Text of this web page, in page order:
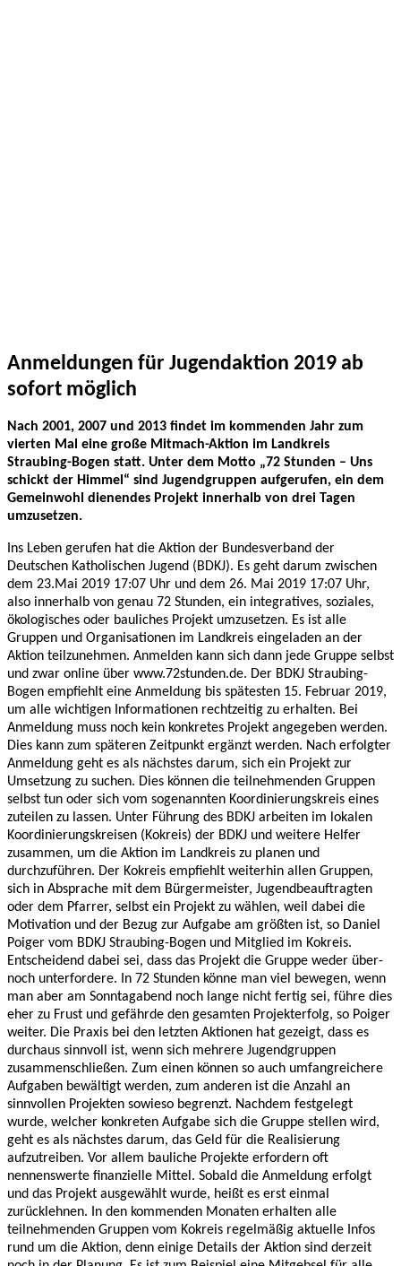
Anmeldungen für Jugendaktion 2019 ab
sofort möglich
Nach 2001, 2007 und 2013 findet im kommenden Jahr zum
vierten Mal eine große Mitmach-Aktion im Landkreis
Straubing-Bogen statt. Unter dem Motto „72 Stunden – Uns
schickt der Himmel“ sind Jugendgruppen aufgerufen, ein dem
Gemeinwohl dienendes Projekt innerhalb von drei Tagen
umzusetzen.
Ins Leben gerufen hat die Aktion der Bundesverband der
Deutschen Katholischen Jugend (BDKJ). Es geht darum zwischen
dem 23.Mai 2019 17:07 Uhr und dem 26. Mai 2019 17:07 Uhr,
also innerhalb von genau 72 Stunden, ein integratives, soziales,
ökologisches oder bauliches Projekt umzusetzen. Es ist alle
Gruppen und Organisationen im Landkreis eingeladen an der
Aktion teilzunehmen. Anmelden kann sich dann jede Gruppe selbst
und zwar online über www.72stunden.de. Der BDKJ Straubing-
Bogen empfiehlt eine Anmeldung bis spätesten 15. Februar 2019,
um alle wichtigen Informationen rechtzeitig zu erhalten. Bei
Anmeldung muss noch kein konkretes Projekt angegeben werden.
Dies kann zum späteren Zeitpunkt ergänzt werden. Nach erfolgter
Anmeldung geht es als nächstes darum, sich ein Projekt zur
Umsetzung zu suchen. Dies können die teilnehmenden Gruppen
selbst tun oder sich vom sogenannten Koordinierungskreis eines
zuteilen zu lassen. Unter Führung des BDKJ arbeiten im lokalen
Koordinierungskreisen (Kokreis) der BDKJ und weitere Helfer
zusammen, um die Aktion im Landkreis zu planen und
durchzuführen. Der Kokreis empfiehlt weiterhin allen Gruppen,
sich in Absprache mit dem Bürgermeister, Jugendbeauftragten
oder dem Pfarrer, selbst ein Projekt zu wählen, weil dabei die
Motivation und der Bezug zur Aufgabe am größten ist, so Daniel
Poiger vom BDKJ Straubing-Bogen und Mitglied im Kokreis.
Entscheidend dabei sei, dass das Projekt die Gruppe weder über-
noch unterfordere. In 72 Stunden könne man viel bewegen, wenn
man aber am Sonntagabend noch lange nicht fertig sei, führe dies
eher zu Frust und gefährde den gesamten Projekterfolg, so Poiger
weiter. Die Praxis bei den letzten Aktionen hat gezeigt, dass es
durchaus sinnvoll ist, wenn sich mehrere Jugendgruppen
zusammenschließen. Zum einen können so auch umfangreichere
Aufgaben bewältigt werden, zum anderen ist die Anzahl an
sinnvollen Projekten sowieso begrenzt. Nachdem festgelegt
wurde, welcher konkreten Aufgabe sich die Gruppe stellen wird,
geht es als nächstes darum, das Geld für die Realisierung
aufzutreiben. Vor allem bauliche Projekte erfordern oft
nennenswerte finanzielle Mittel. Sobald die Anmeldung erfolgt
und das Projekt ausgewählt wurde, heißt es erst einmal
zurücklehnen. In den kommenden Monaten erhalten alle
teilnehmenden Gruppen vom Kokreis regelmäßig aktuelle Infos
rund um die Aktion, denn einige Details der Aktion sind derzeit